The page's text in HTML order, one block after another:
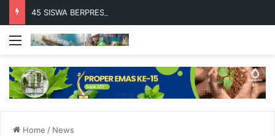
45 SISWA BERPRESTASI TERIMA BEASISWA BESCA 2026
Menu
Home / News